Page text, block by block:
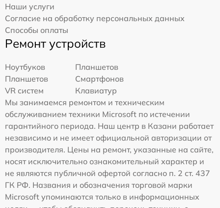
Наши услуги
Согласие на обработку персональных данных
Способы оплаты
Ремонт устройств
Ноутбуков
Планшетов
Планшетов
Смартфонов
VR систем
Клавиатур
Мы занимаемся ремонтом и техническим
обслуживанием техники Microsoft по истечении
гарантийного периода. Наш центр в Казани работает
независимо и не имеет официальной авторизации от
производителя. Цены на ремонт, указанные на сайте,
носят исключительно ознакомительный характер и
не являются публичной офертой согласно п. 2 ст. 437
ГК РФ. Названия и обозначения торговой марки
Microsoft упоминаются только в информационных